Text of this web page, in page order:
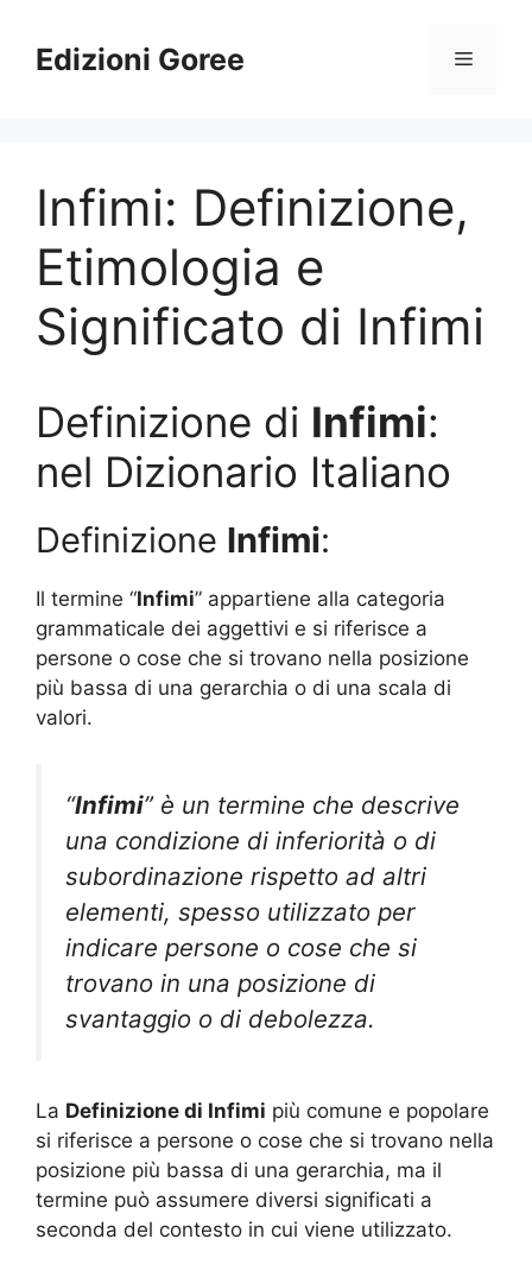
contenuto
Edizioni Goree Menu
Infimi: Definizione,
Etimologia e
Significato di Infimi
Definizione di Infimi:
nel Dizionario Italiano
Definizione Infimi:
Il termine “Infimi” appartiene alla categoria
grammaticale dei aggettivi e si riferisce a
persone o cose che si trovano nella posizione
più bassa di una gerarchia o di una scala di
valori.
“Infimi” è un termine che descrive
una condizione di inferiorità o di
subordinazione rispetto ad altri
elementi, spesso utilizzato per
indicare persone o cose che si
trovano in una posizione di
svantaggio o di debolezza.
La Definizione di Infimi più comune e popolare
si riferisce a persone o cose che si trovano nella
posizione più bassa di una gerarchia, ma il
termine può assumere diversi significati a
seconda del contesto in cui viene utilizzato.